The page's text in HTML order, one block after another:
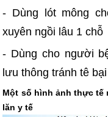
- Dùng lót mông
xuyên ngồi lâu 1 chỗ
- Dùng cho người
lưu thông tránh tê
Một số hình ảnh thực tế
lăn y tế